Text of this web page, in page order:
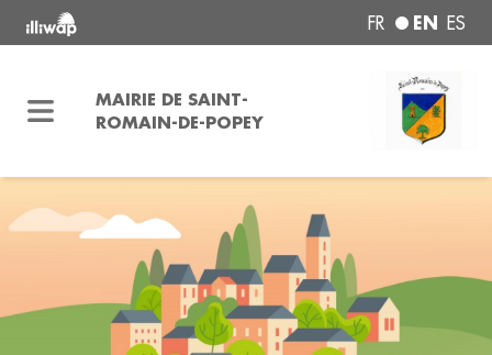
FR EN ES
MAIRIE DE SAINT-
ROMAIN-DE-POPEY